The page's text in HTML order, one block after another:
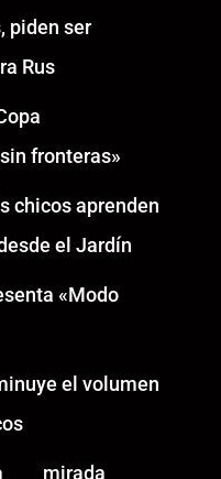
piden ser
Rus
fronteras»
chicos aprenden
el Jardín
«Modo
el volumen
mirada